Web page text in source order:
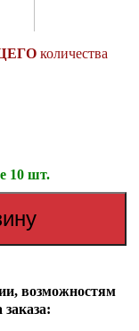
количества
10 шт.
возможностям